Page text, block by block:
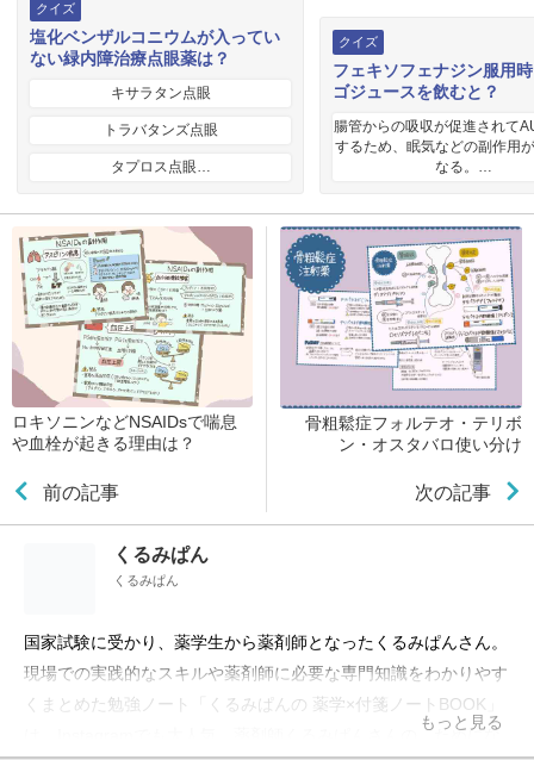
クイズ
塩化ベンザルコニウムが入ってい
ない緑内障治療点眼薬は？
キサラタン点眼
トラバタンズ点眼
タプロス点眼…
クイズ
フェキソフェナジン服用
ゴジュースを飲むと？
腸管からの吸収が促進されて
するため、眠気などの副作用
なる。…
ロキソニンなどNSAIDsで喘息
や血栓が起きる理由は？
前の記事
骨粗鬆症フォルテオ・テリボ
ン・オスタバロ使い分け
次の記事
くるみぱん
くるみぱん
国家試験に受かり、薬学生から薬剤師となったくるみぱんさん。
現場での実践的なスキルや薬剤師に必要な専門知識をわかりやす
くまとめた勉強ノート「くるみぱんの 薬学×付箋ノートBOOK」
は、Instagramでも大人気。薬剤師くるみぱんさんの、ためにな
もっと見る